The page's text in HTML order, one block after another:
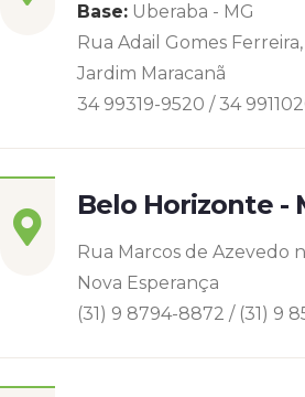
Base: Uberaba - MG
Rua Adail Gomes
Jardim Maracanã
34 99319-9520 / 34
Belo Horizonte -
Rua Marcos de Azevedo
Nova Esperança
(31) 9 8794-8872 / (31) 9